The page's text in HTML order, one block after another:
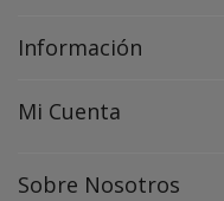
Información
Mi Cuenta
Sobre Nosotros